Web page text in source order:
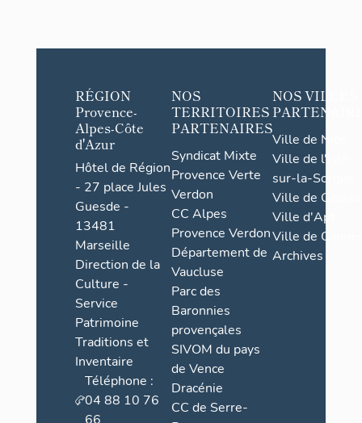
RÉGION
Provence-
Alpes-Côte
d'Azur
Hôtel de Région
- 27 place Jules
Guesde -
13481
Marseille
Direction de la
Culture -
Service
Patrimoine
Traditions et
Inventaire
Téléphone :
04 88 10 76
NOS
TERRITOIRES
PARTENAIRES
Syndicat Mixte
Provence Verte
Verdon
CC Alpes
Provence Verdon
Département de
Vaucluse
Parc des
Baronnies
provençales
SIVOM du pays
de Vence
Dracénie
CC de Serre-
NOS VILLES
Ville de Nice
Ville de l'Isle-
sur-la-Sorgue
Ville de Grasse
Ville d'Apt
Ville de
Archives